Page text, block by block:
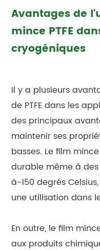
Avantages de
mince PTFE
cryogéniques
Il y a plusieurs
de PTFE dans les
des principaux
maintenir ses
basses. Le film
durable même à
à-150 degrés
une utilisation dans
En outre, le film
aux produits